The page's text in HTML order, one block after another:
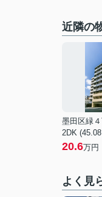
近隣の
墨田区緑４
2DK
20.6万円
よく見